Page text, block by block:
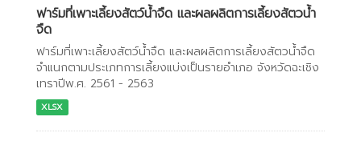
ฟาร์มที่เพาะเลี้ยงสัตว์น้ำจืด และผลผลิตการเลี้ยงสัตวน้ำ
จืด
ฟาร์มที่เพาะเลี้ยงสัตว์น้ำจืด และผลผลิตการเลี้ยงสัตวน้ำจืด
จำแนกตามประเภทการเลี้ยงแบ่งเป็นรายอำเภอ จังหวัดฉะเชิง
เทราปีพ.ศ. 2561 - 2563
XLSX